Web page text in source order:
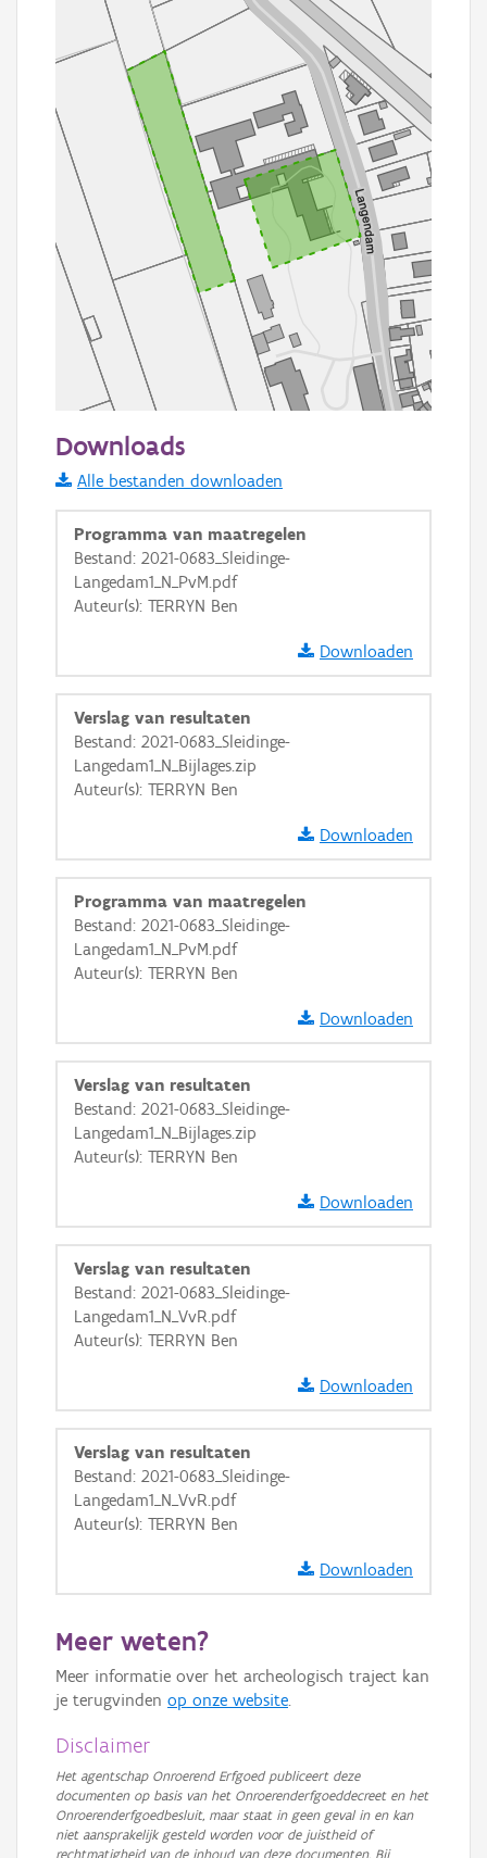
Informatie Vlaanderen
i
+ −
Basis Lagen
OSM-Basiskaart
GRB-Basiskaart
GRB-Basiskaart in grijswaarden
Downloads
Alle bestanden downloaden
Programma van maatregelen
Bestand: 2021-0683_Sleidinge-
Langedam1_N_PvM.pdf
Auteur(s): TERRYN Ben
Downloaden
Verslag van resultaten
Bestand: 2021-0683_Sleidinge-
Langedam1_N_Bijlages.zip
Auteur(s): TERRYN Ben
Downloaden
Programma van maatregelen
Bestand: 2021-0683_Sleidinge-
Langedam1_N_PvM.pdf
Auteur(s): TERRYN Ben
Downloaden
Verslag van resultaten
Bestand: 2021-0683_Sleidinge-
Langedam1_N_Bijlages.zip
Auteur(s): TERRYN Ben
Downloaden
Verslag van resultaten
Bestand: 2021-0683_Sleidinge-
Langedam1_N_VvR.pdf
Auteur(s): TERRYN Ben
Downloaden
Verslag van resultaten
Bestand: 2021-0683_Sleidinge-
Langedam1_N_VvR.pdf
Auteur(s): TERRYN Ben
Downloaden
Meer weten?
Meer informatie over het archeologisch traject kan
je terugvinden op onze website.
Disclaimer
Het agentschap Onroerend Erfgoed publiceert deze
documenten op basis van het Onroerenderfgoeddecreet en het
Onroerenderfgoedbesluit, maar staat in geen geval in en kan
niet aansprakelijk gesteld worden voor de juistheid of
rechtmatigheid van de inhoud van deze documenten. Bij